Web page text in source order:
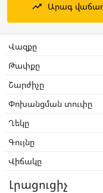
trending_up Արագ
Վազքը
Թափքը
Շարժիչը
Փոխանցման տուփը
Ղեկը
Գույնը
Վիճակը
Լրացուցիչ